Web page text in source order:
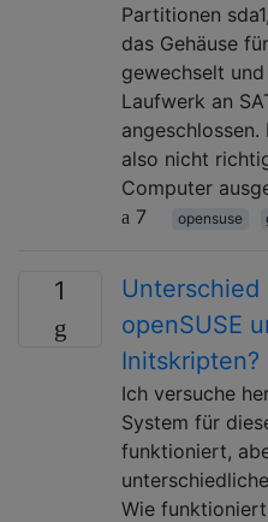
Partitionen
das Gehäuse
gewechselt
Laufwerk an
also nicht
Computer
7
opensuse
1
Unterschied
openSUSE
Initskripten?
Ich versuche
System für
funktioniert,
Wie